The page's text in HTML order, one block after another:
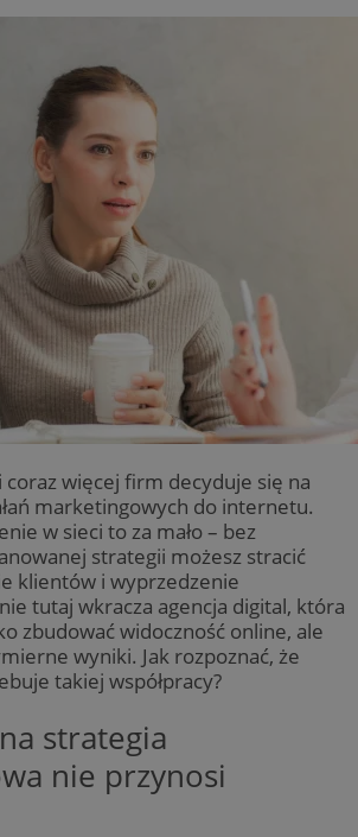
więcej firm decyduje się na
marketingowych do internetu.
w sieci to za mało – bez
strategii możesz stracić
klientów i wyprzedzenie
tutaj wkracza agencja digital, która
zbudować widoczność online, ale
wyniki. Jak rozpoznać, że
takiej współpracy?
strategia
nie przynosi